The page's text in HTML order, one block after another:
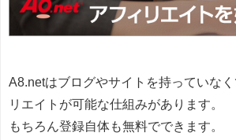
A8.netはブログやサイトを持っていな
リエイトが可能な仕組みがあります。
もちろん登録自体も無料でできます。